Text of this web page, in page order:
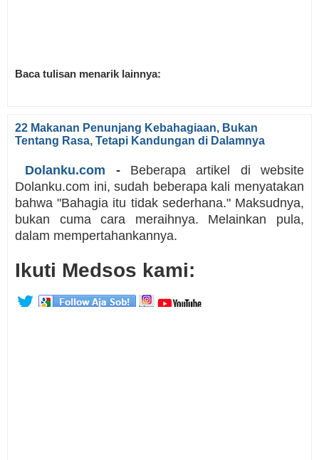
Baca tulisan menarik lainnya:
22 Makanan Penunjang Kebahagiaan, Bukan
Tentang Rasa, Tetapi Kandungan di Dalamnya
Dolanku.com -Beberapa artikel di website
Dolanku.com ini, sudah beberapa kali menyatakan
bahwa "Bahagia itu tidak sederhana." Maksudnya,
bukan cuma cara meraihnya. Melainkan pula,
dalam mempertahankannya.
Ikuti Medsos kami: